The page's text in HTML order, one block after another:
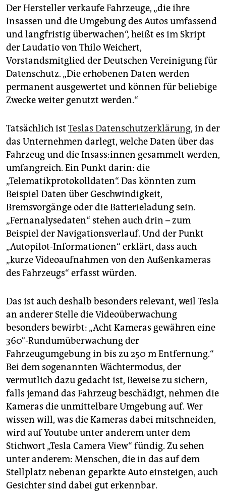
Der Hersteller verkaufe Fahrzeuge, „die ihre
Insassen und die Umgebung des Autos umfassend
und langfristig überwachen“, heißt es im Skript
der Laudatio von Thilo Weichert,
Vorstandsmitglied der Deutschen Vereinigung für
Datenschutz. „Die erhobenen Daten werden
permanent ausgewertet und können für beliebige
Zwecke weiter genutzt werden.“
Tatsächlich ist Teslas Datenschutzerklärung, in der
das Unternehmen darlegt, welche Daten über das
Fahrzeug und die Insass:innen gesammelt werden,
umfangreich. Ein Punkt darin: die
„Telematikprotokolldaten“. Das könnten zum
Beispiel Daten über Geschwindigkeit,
Bremsvorgänge oder die Batterieladung sein.
„Fernanalysedaten“ stehen auch drin – zum
Beispiel der Navigationsverlauf. Und der Punkt
„Autopilot-Informationen“ erklärt, dass auch
„kurze Videoaufnahmen von den Außenkameras
des Fahrzeugs“ erfasst würden.
Das ist auch deshalb besonders relevant, weil Tesla
an anderer Stelle die Videoüberwachung
besonders bewirbt: „Acht Kameras gewähren eine
360°-Rundumüberwachung der
Fahrzeugumgebung in bis zu 250 m Entfernung.“
Bei dem sogenannten Wächtermodus, der
vermutlich dazu gedacht ist, Beweise zu sichern,
falls jemand das Fahrzeug beschädigt, nehmen die
Kameras die unmittelbare Umgebung auf. Wer
wissen will, was die Kameras dabei mitschneiden,
wird auf Youtube unter anderem unter dem
Stichwort „Tesla Camera View“ fündig. Zu sehen
unter anderem: Menschen, die in das auf dem
Stellplatz nebenan geparkte Auto einsteigen, auch
Gesichter sind dabei gut erkennbar.